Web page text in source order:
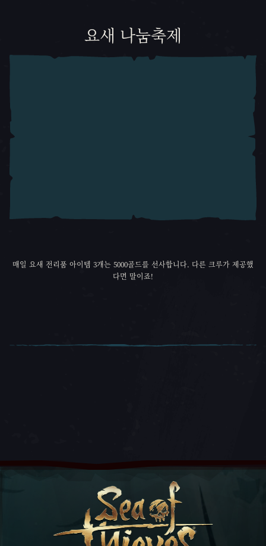
요새 나눔축제
매일 요새 전리품 아이템 3개는 5000골드를 선사합니다. 다른 크루가 제공했
다면 말이죠!